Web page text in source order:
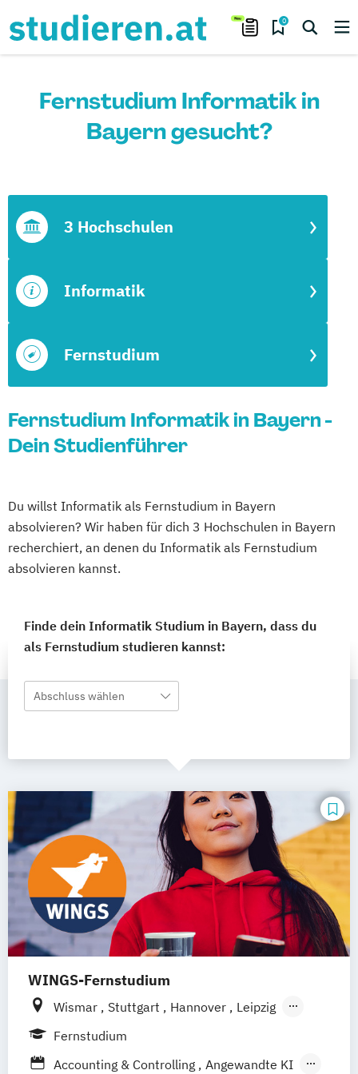
0
Fernstudium Informatik in
Bayern gesucht?
Fernstudium
Informatik
3 Hochschulen
Fernstudium Informatik in Bayern -
Dein Studienführer
Du willst Informatik als Fernstudium in Bayern
absolvieren? Wir haben für dich 3 Hochschulen in Bayern
recherchiert, an denen du Informatik als Fernstudium
absolvieren kannst.
Finde dein Informatik Studium in Bayern, dass du
als Fernstudium studieren kannst:
Abschluss wählen
WINGS-Fernstudium
Wismar Stuttgart Hannover
Leipzig
Frankfurt am Main
Fernstudium
Accounting & Controlling
Angewandte KI